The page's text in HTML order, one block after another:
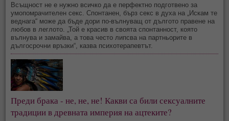
Всъщност не е нужно всичко да е перфектно подготвено за
умопомрачителен секс. Спонтанен, бърз секс в духа на „Искам те
веднага“ може да бъде дори по-вълнуващ от дългото правене на
любов в леглото. „Той е красив в своята спонтанност, която
вълнува и замайва, а това често липсва на партньорите в
дългосрочни връзки“, казва психотерапевтът.
Преди брака - не, не, не! Какви са били сексуалните
традиции в древната империя на ацтеките?